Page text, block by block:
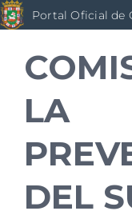
Skip
to
Portal Oficial de
LA
DEL